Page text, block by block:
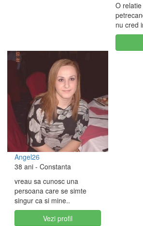
O
nu cred
Angel26
38 ani - Constanta
vreau sa cunosc una
persoana care se simte
singur ca si mine..
Vezi profil